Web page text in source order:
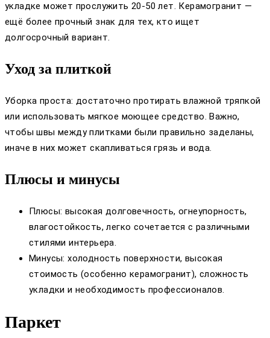
укладке может прослужить 20-50 лет. Керамогранит —
ещё более прочный знак для тех, кто ищет
долгосрочный вариант.
Уход за плиткой
Уборка проста: достаточно протирать влажной тряпкой
или использовать мягкое моющее средство. Важно,
чтобы швы между плитками были правильно заделаны,
иначе в них может скапливаться грязь и вода.
Плюсы и минусы
Плюсы: высокая долговечность, огнеупорность,
влагостойкость, легко сочетается с различными
стилями интерьера.
Минусы: холодность поверхности, высокая
стоимость (особенно керамогранит), сложность
укладки и необходимость профессионалов.
Паркет